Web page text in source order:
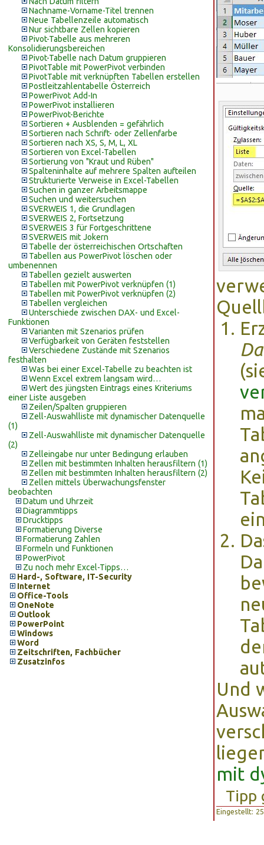
Nachname-Vorname-Titel trennen
Neue Tabellenzeile automatisch
Nur sichtbare Zellen kopieren
Pivot-Tabelle aus mehreren
Konsolidierungsbereichen
Pivot-Tabelle nach Datum gruppieren
PivotTable mit PowerPivot verbinden
PivotTable mit verknüpften Tabellen erstellen
Postleitzahlentabelle Österreich
PowerPivot Add-In
PowerPivot installieren
PowerPivot-Berichte
Sortieren + Ausblenden = gefährlich
Sortieren nach Schrift- oder Zellenfarbe
Sortieren nach XS, S, M, L, XL
Sortieren von Excel-Tabellen
Sortierung von "Kraut und Rüben"
Spalteninhalte auf mehrere Spalten aufteilen
Strukturierte Verweise in Excel-Tabellen
Suchen in ganzer Arbeitsmappe
Suchen und weitersuchen
SVERWEIS 1, die Grundlagen
SVERWEIS 2, Fortsetzung
SVERWEIS 3 für Fortgeschrittene
SVERWEIS mit Jokern
Tabelle der österreichischen Ortschaften
Tabellen aus PowerPivot löschen oder
umbenennen
Tabellen gezielt auswerten
Tabellen mit PowerPivot verknüpfen (1)
Tabellen mit PowerPivot verknüpfen (2)
Tabellen vergleichen
Unterschiede zwischen DAX- und Excel-
Funktionen
Varianten mit Szenarios prüfen
Verfügbarkeit von Geräten feststellen
Verschiedene Zustände mit Szenarios
festhalten
Was bei einer Excel-Tabelle zu beachten ist
Wenn Excel extrem langsam wird…
Wert des jüngsten Eintrags eines Kriteriums
einer Liste ausgeben
Zeilen/Spalten gruppieren
Zell-Auswahlliste mit dynamischer Datenquelle
(1)
Zell-Auswahlliste mit dynamischer Datenquelle
(2)
Zelleingabe nur unter Bedingung erlauben
Zellen mit bestimmten Inhalten herausfiltern (1)
Zellen mit bestimmten Inhalten herausfiltern (2)
Zellen mittels Überwachungsfenster
beobachten
Datum und Uhrzeit
Diagrammtipps
Drucktipps
Formatierung Diverse
Formatierung Zahlen
Formeln und Funktionen
PowerPivot
Zu noch mehr Excel-Tipps…
Hard-, Software, IT-Security
Internet
Office-Tools
OneNote
Outlook
PowerPoint
Windows
Word
Zeitschriften, Fachbücher
Zusatzinfos
Und
mit
Tipp
Eingestellt: